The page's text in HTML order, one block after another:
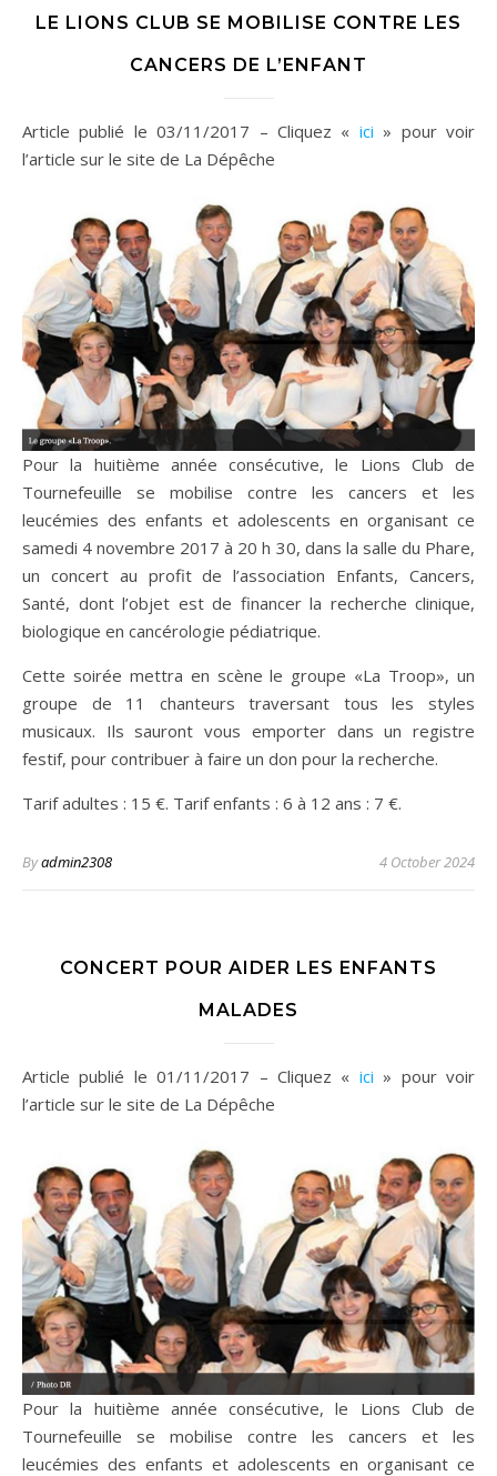
LE LIONS CLUB SE MOBILISE CONTRE LES
CANCERS DE L’ENFANT
Article publié le 03/11/2017 – Cliquez « ici » pour voir
l’article sur le site de La Dépêche
Pour la huitième année consécutive, le Lions Club de
Tournefeuille se mobilise contre les cancers et les
leucémies des enfants et adolescents en organisant ce
samedi 4 novembre 2017 à 20 h 30, dans la salle du Phare,
un concert au profit de l’association Enfants, Cancers,
Santé, dont l’objet est de financer la recherche clinique,
biologique en cancérologie pédiatrique.
Cette soirée mettra en scène le groupe «La Troop», un
groupe de 11 chanteurs traversant tous les styles
musicaux. Ils sauront vous emporter dans un registre
festif, pour contribuer à faire un don pour la recherche.
Tarif adultes : 15 €. Tarif enfants : 6 à 12 ans : 7 €.
Byadmin2308 4 October 2024
CONCERT POUR AIDER LES ENFANTS
MALADES
Article publié le 01/11/2017 – Cliquez « ici » pour voir
l’article sur le site de La Dépêche
Pour la huitième année consécutive, le Lions Club de
Tournefeuille se mobilise contre les cancers et les
leucémies des enfants et adolescents en organisant ce